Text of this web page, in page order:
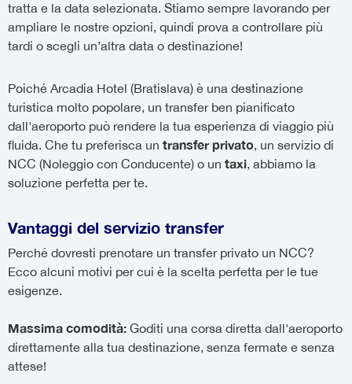
tratta e la data selezionata. Stiamo sempre lavorando per
ampliare le nostre opzioni, quindi prova a controllare più
tardi o scegli un’altra data o destinazione!
Poiché Arcadia Hotel (Bratislava) è una destinazione
turistica molto popolare, un transfer ben pianificato
dall'aeroporto può rendere la tua esperienza di viaggio più
fluida. Che tu preferisca un transfer privato, un servizio di
NCC (Noleggio con Conducente) o un taxi, abbiamo la
soluzione perfetta per te.
Vantaggi del servizio transfer
Perché dovresti prenotare un transfer privato un NCC?
Ecco alcuni motivi per cui è la scelta perfetta per le tue
esigenze.
Massima comodità: Goditi una corsa diretta dall'aeroporto
direttamente alla tua destinazione, senza fermate e senza
attese!